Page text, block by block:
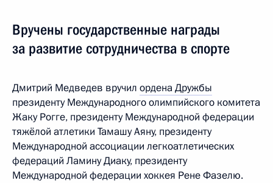
Вручены государственные награды
за развитие сотрудничества в спорте
Дмитрий Медведев вручил ордена Дружбы
президенту Международного олимпийского комитета
Жаку Рогге, президенту Международной федерации
тяжёлой атлетики Тамашу Аяну, президенту
Международной ассоциации легкоатлетических
федераций Ламину Диаку, президенту
Международной федерации хоккея Рене Фазелю.